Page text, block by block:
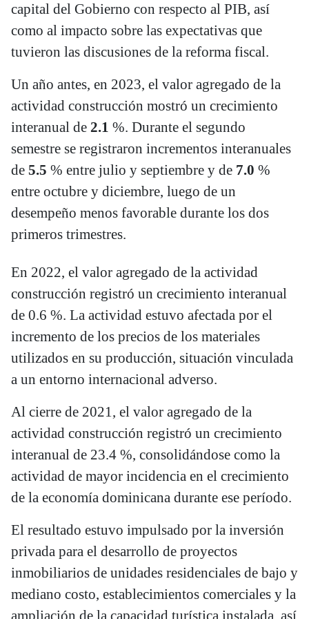
capital del Gobierno con respecto al PIB, así
como al impacto sobre las expectativas que
tuvieron las discusiones de la reforma fiscal.
Un año antes, en 2023, el valor agregado de la
actividad construcción mostró un crecimiento
interanual de 2.1 %. Durante el segundo
semestre se registraron incrementos interanuales
de 5.5 % entre julio y septiembre y de 7.0 %
entre octubre y diciembre, luego de un
desempeño menos favorable durante los dos
primeros trimestres.
En 2022, el valor agregado de la actividad
construcción registró un crecimiento interanual
de 0.6 %. La actividad estuvo afectada por el
incremento de los precios de los materiales
utilizados en su producción, situación vinculada
a un entorno internacional adverso.
Al cierre de 2021, el valor agregado de la
actividad construcción registró un crecimiento
interanual de 23.4 %, consolidándose como la
actividad de mayor incidencia en el crecimiento
de la economía dominicana durante ese período.
El resultado estuvo impulsado por la inversión
privada para el desarrollo de proyectos
inmobiliarios de unidades residenciales de bajo y
mediano costo, establecimientos comerciales y la